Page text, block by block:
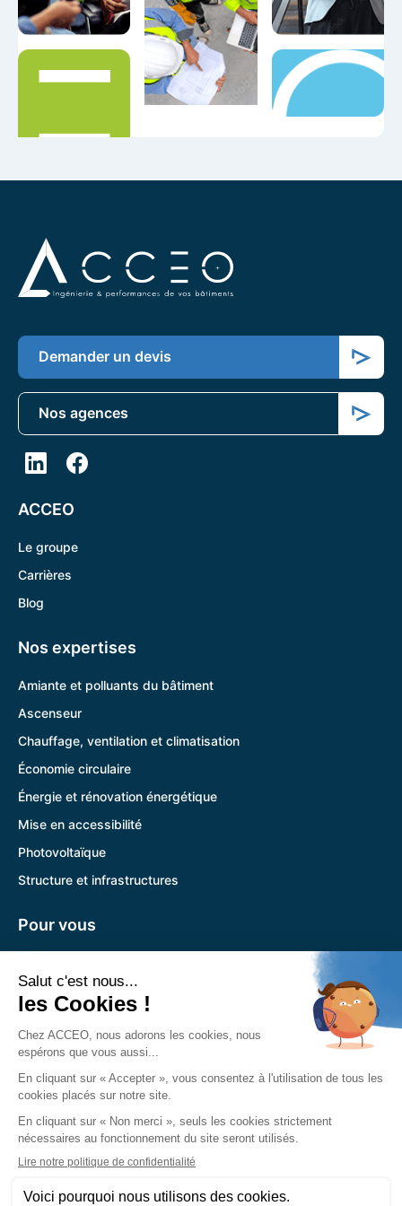
Demander un devis
Nos agences
ACCEO
Le groupe
Carrières
Blog
Nos expertises
Amiante et polluants du bâtiment
Ascenseur
Chauffage, ventilation et climatisation
Économie circulaire
Énergie et rénovation énergétique
Mise en accessibilité
Photovoltaïque
Structure et infrastructures
Pour vous
Trouver l’agence la plus proche
Nous retrouver
785 Voie Antiope 13600 La Ciotat
04 89 12 08 31
Du lundi au vendredi :
8h30-12h30